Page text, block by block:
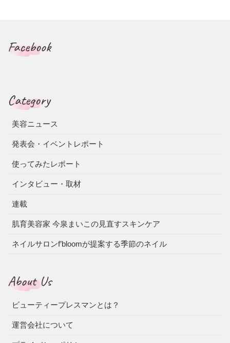
Facebook
Category
美容ニュース
発表会・イベントレポート
使ってみたレポート
インタビュー・取材
連載
肌育美容家 今泉まいこの見直すスキンケア
ネイルサロンf’bloomが提案する季節のネイル
About Us
ビューティープレスマンとは？
運営会社について